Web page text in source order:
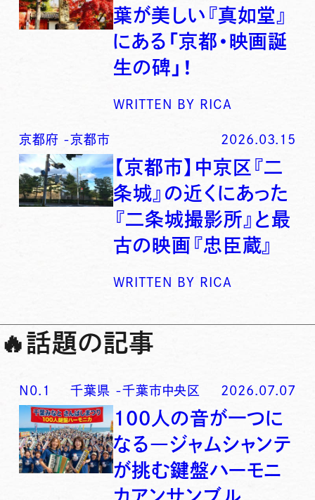
葉が美しい『真如堂』
にある「京都・映画誕
生の碑」！
WRITTEN BY RICA
京都府 -京都市 2026.03.15
【京都市】中京区『二
条城』の近くにあった
『二条城撮影所』と最
古の映画『忠臣蔵』
WRITTEN BY RICA
🔥話題の記事
N0. 1 千葉県 -千葉市中央区 2026.07.07
100人の音が一つに
なる―ジャムシャンテ
が挑む鍵盤ハーモニ
カアンサンブル